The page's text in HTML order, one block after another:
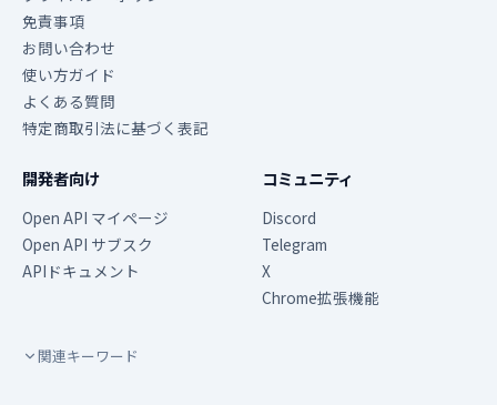
免責事項
お問い合わせ
使い方ガイド
よくある質問
特定商取引法に基づく表記
開発者向け
Open API マイページ
Open API サブスク
APIドキュメント
コミュニティ
Discord
Telegram
X
Chrome拡張機能
関連キーワード